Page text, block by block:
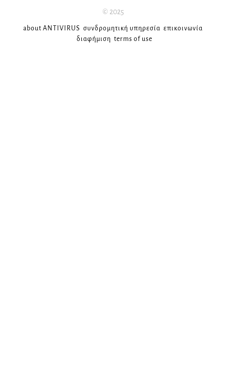
© 2025
about ANTIVIRUS συνδρομητική υπηρεσία επικοινωνία
διαφήμιση terms of use